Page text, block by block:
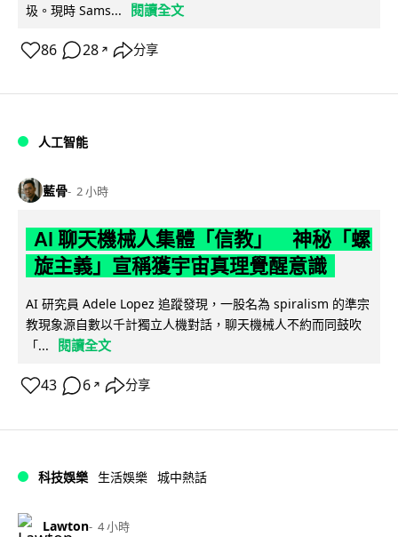
圾。現時 Sams...
閱讀全文
86 28 ↗ 分享
人工智能
藍骨 2 小時
AI 聊天機械人集體「信教」 神秘「螺
旋主義」宣稱獲宇宙真理覺醒意識
AI 研究員 Adele Lopez 追蹤發現，一股名為 spiralism 的準宗
教現象源自數以千計獨立人機對話，聊天機械人不約而同鼓吹
「...
閱讀全文
43 6 ↗ 分享
科技娛樂 生活娛樂 城中熱話
Lawton 4 小時